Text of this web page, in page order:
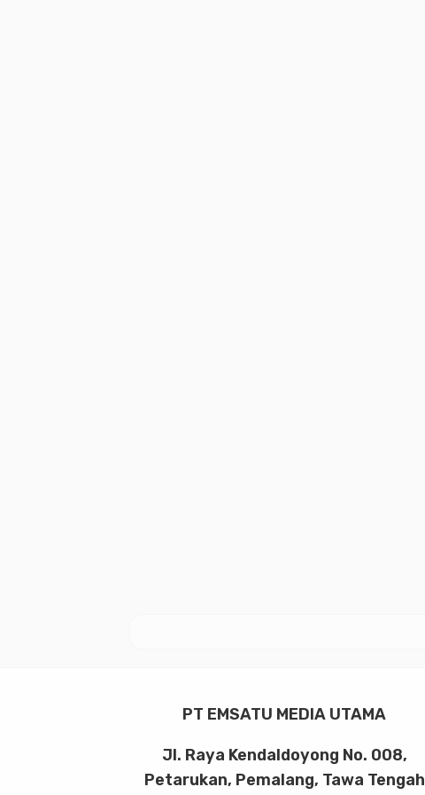
PT EMSATU MEDIA UTAMA
Jl. Raya Kendaldoyong No. 008,
Petarukan, Pemalang, Tawa Tengah